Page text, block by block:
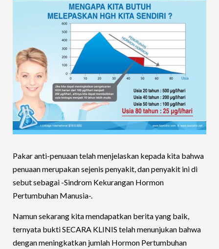
Pakar anti-penuaan telah menjelaskan kepada kita bahwa
penuaan merupakan sejenis penyakit, dan penyakit ini di
sebut sebagai -Sindrom Kekurangan Hormon
Pertumbuhan Manusia-.
Namun sekarang kita mendapatkan berita yang baik,
ternyata bukti SECARA KLINIS telah menunjukan bahwa
dengan meningkatkan jumlah Hormon Pertumbuhan